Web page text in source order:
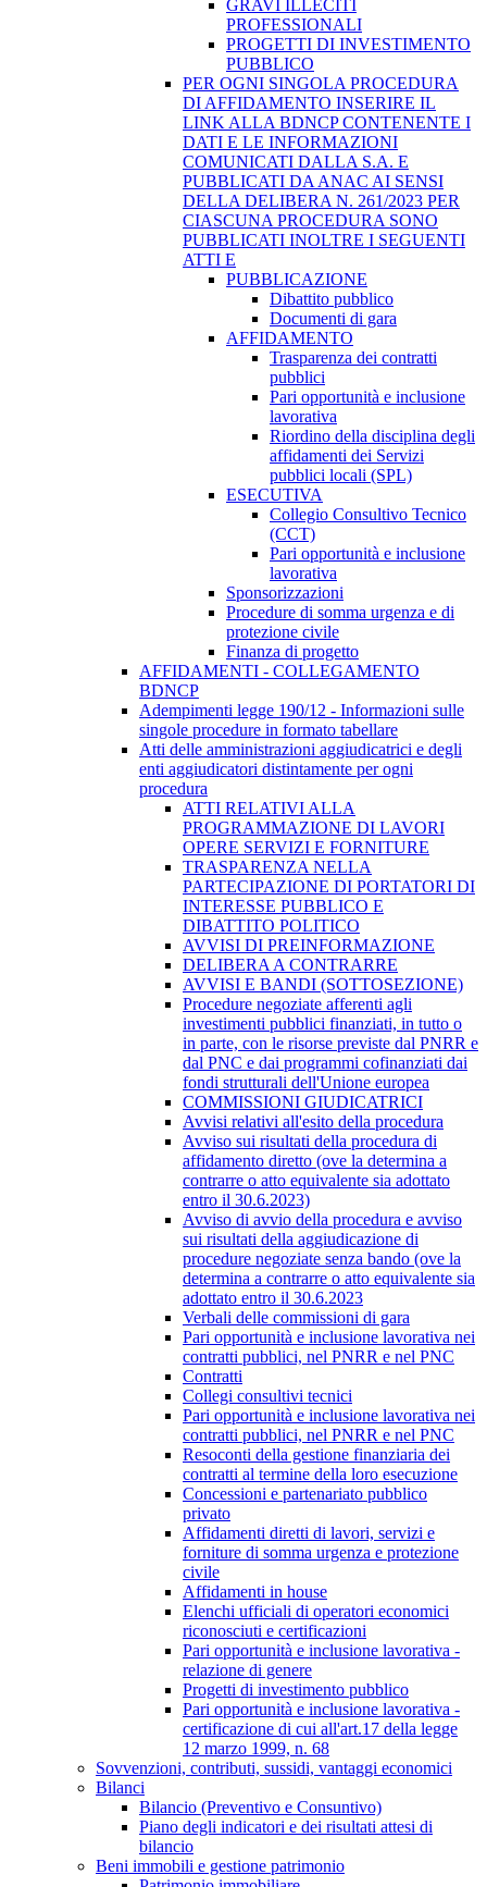
GRAVI ILLECITI
PROFESSIONALI
PROGETTI DI INVESTIMENTO
PUBBLICO
PER OGNI SINGOLA PROCEDURA
DI AFFIDAMENTO INSERIRE IL
LINK ALLA BDNCP CONTENENTE I
DATI E LE INFORMAZIONI
COMUNICATI DALLA S.A. E
PUBBLICATI DA ANAC AI SENSI
DELLA DELIBERA N. 261/2023 PER
CIASCUNA PROCEDURA SONO
PUBBLICATI INOLTRE I SEGUENTI
ATTI E
PUBBLICAZIONE
Dibattito pubblico
Documenti di gara
AFFIDAMENTO
Trasparenza dei contratti
pubblici
Pari opportunità e inclusione
lavorativa
Riordino della disciplina degli
affidamenti dei Servizi
pubblici locali (SPL)
ESECUTIVA
Collegio Consultivo Tecnico
(CCT)
Pari opportunità e inclusione
lavorativa
Sponsorizzazioni
Procedure di somma urgenza e di
protezione civile
Finanza di progetto
AFFIDAMENTI - COLLEGAMENTO
BDNCP
Adempimenti legge 190/12 - Informazioni sulle
singole procedure in formato tabellare
Atti delle amministrazioni aggiudicatrici e degli
enti aggiudicatori distintamente per ogni
procedura
ATTI RELATIVI ALLA
PROGRAMMAZIONE DI LAVORI
OPERE SERVIZI E FORNITURE
TRASPARENZA NELLA
PARTECIPAZIONE DI PORTATORI DI
INTERESSE PUBBLICO E
DIBATTITO POLITICO
AVVISI DI PREINFORMAZIONE
DELIBERA A CONTRARRE
AVVISI E BANDI (SOTTOSEZIONE)
Procedure negoziate afferenti agli
investimenti pubblici finanziati, in tutto o
in parte, con le risorse previste dal PNRR e
dal PNC e dai programmi cofinanziati dai
fondi strutturali dell'Unione europea
COMMISSIONI GIUDICATRICI
Avvisi relativi all'esito della procedura
Avviso sui risultati della procedura di
affidamento diretto (ove la determina a
contrarre o atto equivalente sia adottato
entro il 30.6.2023)
Avviso di avvio della procedura e avviso
sui risultati della aggiudicazione di
procedure negoziate senza bando (ove la
determina a contrarre o atto equivalente sia
adottato entro il 30.6.2023
Verbali delle commissioni di gara
Pari opportunità e inclusione lavorativa nei
contratti pubblici, nel PNRR e nel PNC
Contratti
Collegi consultivi tecnici
Pari opportunità e inclusione lavorativa nei
contratti pubblici, nel PNRR e nel PNC
Resoconti della gestione finanziaria dei
contratti al termine della loro esecuzione
Concessioni e partenariato pubblico
privato
Affidamenti diretti di lavori, servizi e
forniture di somma urgenza e protezione
civile
Affidamenti in house
Elenchi ufficiali di operatori economici
riconosciuti e certificazioni
Pari opportunità e inclusione lavorativa -
relazione di genere
Progetti di investimento pubblico
Pari opportunità e inclusione lavorativa -
certificazione di cui all'art.17 della legge
12 marzo 1999, n. 68
Sovvenzioni, contributi, sussidi, vantaggi economici
Bilanci
Bilancio (Preventivo e Consuntivo)
Piano degli indicatori e dei risultati attesi di
bilancio
Beni immobili e gestione patrimonio